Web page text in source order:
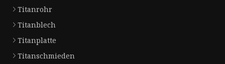
Titanrohr
Titanblech
Titanplatte
Titanschmieden